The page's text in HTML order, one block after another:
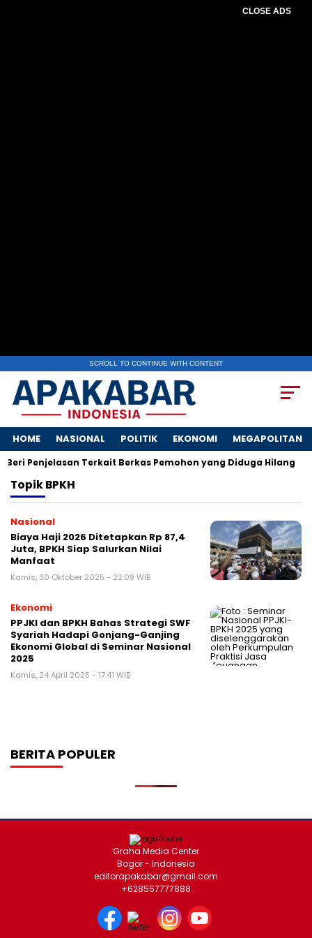
CLOSE ADS
SCROLL TO CONTINUE WITH CONTENT
HOME NASIONAL POLITIK EKONOMI MEGAPOLITAN
Penjelasan Terkait Berkas Pemohon yang Diduga Hilang
TopikBPKH
Nasional
Biaya Haji 2026 Ditetapkan Rp 87,4
Juta, BPKH Siap Salurkan Nilai
Manfaat
Kamis, 30 Oktober 2025 - 22:09 WIB
Ekonomi
PPJKI dan BPKH Bahas Strategi SWF
Syariah Hadapi Gonjang-Ganjing
Ekonomi Global di Seminar Nasional
2025
Kamis, 24 April 2025 - 17:41 WIB
BERITA POPULER
Graha Media Center
Bogor - Indonesia
editorapakabar@gmail.com
+628557777888